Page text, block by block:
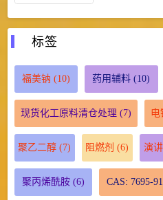
标签
福美钠 (10) 药用辅料 (10)
现货化工原料清仓处理 (7) 电
聚乙二醇 (7) 阻燃剂 (6) 演
聚丙烯酰胺(6) CAS: 7695-